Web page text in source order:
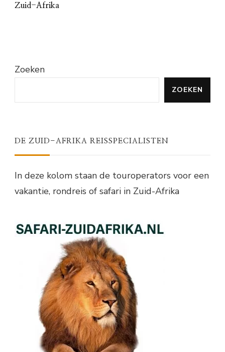
Zuid-Afrika
Zoeken
ZOEKEN
DE ZUID-AFRIKA REISSPECIALISTEN
In deze kolom staan de touroperators voor een
vakantie, rondreis of safari in Zuid-Afrika